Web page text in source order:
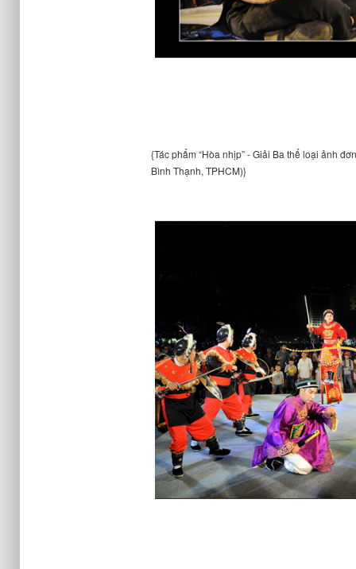
{Tác phẩm “Hòa nhịp” - Giải Ba thể loại ảnh
Bình Thạnh, TPHCM)}